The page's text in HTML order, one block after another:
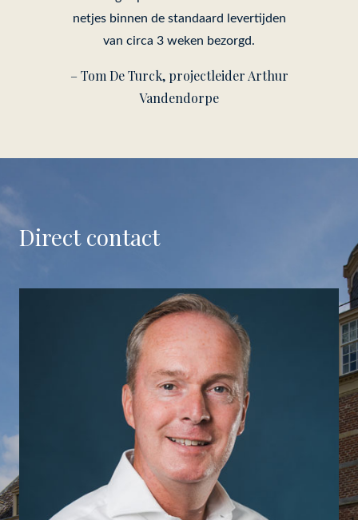
netjes binnen de standaard levertijden
van circa 3 weken bezorgd.
– Tom De Turck, projectleider Arthur
Vandendorpe
Direct contact